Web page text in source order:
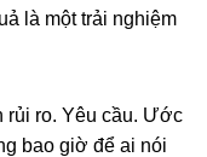
là một trải nghiệm
rủi ro. Yêu cầu. Ước
bao giờ để ai nói